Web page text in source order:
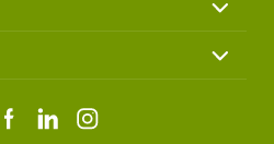
FacebookLinkedInInstagram